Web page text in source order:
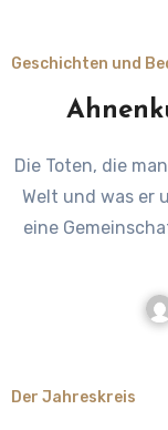
Geschichten und
Die Toten, die man nicht begrub: Ahnenkult rund um die
Welt und was er
eine
Der Jahreskreis